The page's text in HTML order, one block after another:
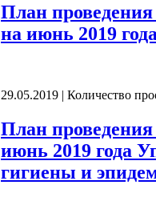
План
на июнь 2019 года
29.05.2019 | Количество
План
июнь 2019 года
гигиены и